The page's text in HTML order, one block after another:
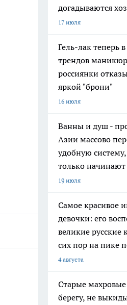
догадываются
17 июля
Гель-лак теперь
трендов
россиянки
яркой "брони"
16 июля
Ванны и душ -
Азии массово
удобную
только начинают
19 июля
Самое красивое
девочки: его
великие русские
сих пор на пике
4 августа
Старые
берегу, не